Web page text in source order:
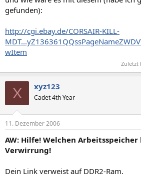
gefunden):
http://cgi.ebay.de/CORSAIR-KILL-
wItem
Zuletzt
X xyz123
Cadet 4th Year
11. Dezember 2006
AW: Hilfe! Welchen
Verwirrung!
Dein Link verweist auf DDR2-Ram.